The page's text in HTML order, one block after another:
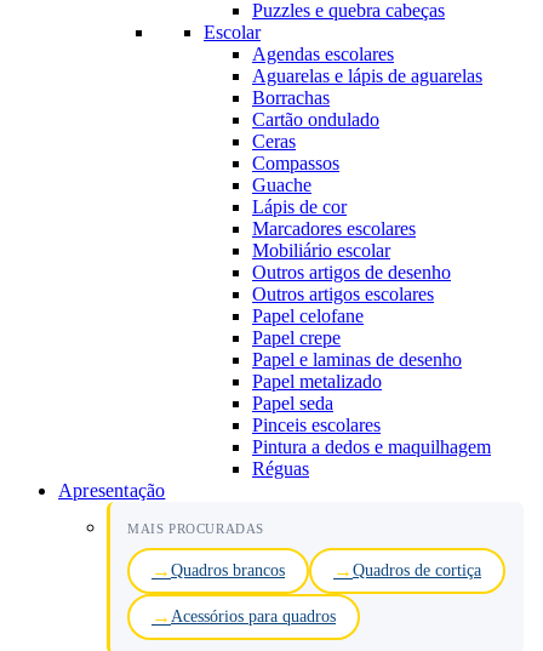
Puzzles e quebra cabeças
Escolar
Agendas escolares
Aguarelas e lápis de aguarelas
Borrachas
Cartão ondulado
Ceras
Compassos
Guache
Lápis de cor
Marcadores escolares
Mobiliário escolar
Outros artigos de desenho
Outros artigos escolares
Papel celofane
Papel crepe
Papel e laminas de desenho
Papel metalizado
Papel seda
Pinceis escolares
Pintura a dedos e maquilhagem
Réguas
Apresentação
MAIS PROCURADAS
Quadros brancos Quadros de cortiça
Acessórios para quadros